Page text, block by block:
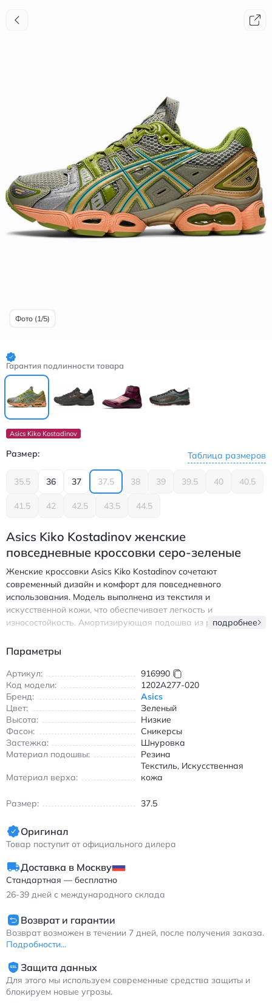
Фото (1/5)
Гарантия подлинности товара
Asics Kiko Kostadinov
Размер: Таблица размеров
35.5 36 37 37.5 38 39 39.5 40 40.5
41.5 42 42.5 43.5 44.5
Asics Kiko Kostadinov женские
повседневные кроссовки серо-зеленые
Женские кроссовки Asics Kiko Kostadinov сочетают
современный дизайн и комфорт для повседневного
использования. Модель выполнена из текстиля и
искусственной кожи, что обеспечивает легкость и
износостойкость. Амортизирующая подошва из резины
конструкция сохраняет ноги сухими в течение всего дня.
обеспечивая свободу движений. Серо-зеленая цветовая
гамма с серебристыми акцентами легко сочетается с
джинсами, брюками и платьями. Шнуровка гарантирует
надежную фиксацию стопы, а износостойкая подошва
обеспечивает долговечность даже при интенсивной носке.
Кроссовки подходят для весеннего и летнего сезона
благодаря вентиляции и легкости. Идеальный выбор для тех,
кто ценит стиль и практичность в повседневной обуви. Асикс
Кико Костадинов кроссовки женские повседневные из
подробнее
Параметры
Артикул:
916990
Код модели:
1202A277-020
Бренд:
Asics
Цвет:
Зеленый
Высота:
Низкие
Фасон:
Сникерсы
Застежка:
Шнуровка
Материал подошвы:
Резина
Материал верха:
Текстиль, Искусственная
кожа
Размер: 37.5
Оригинал
Товар поступит от официального дилера
Доставка в Москву
Стандартная — бесплатно
26-39 дней с международного склада
Возврат и гарантии
Возврат возможен в течении 7 дней, после получения заказа.
Подробности...
Защита данных
Для этого мы используем современные средства защиты и
блокируем новые угрозы.